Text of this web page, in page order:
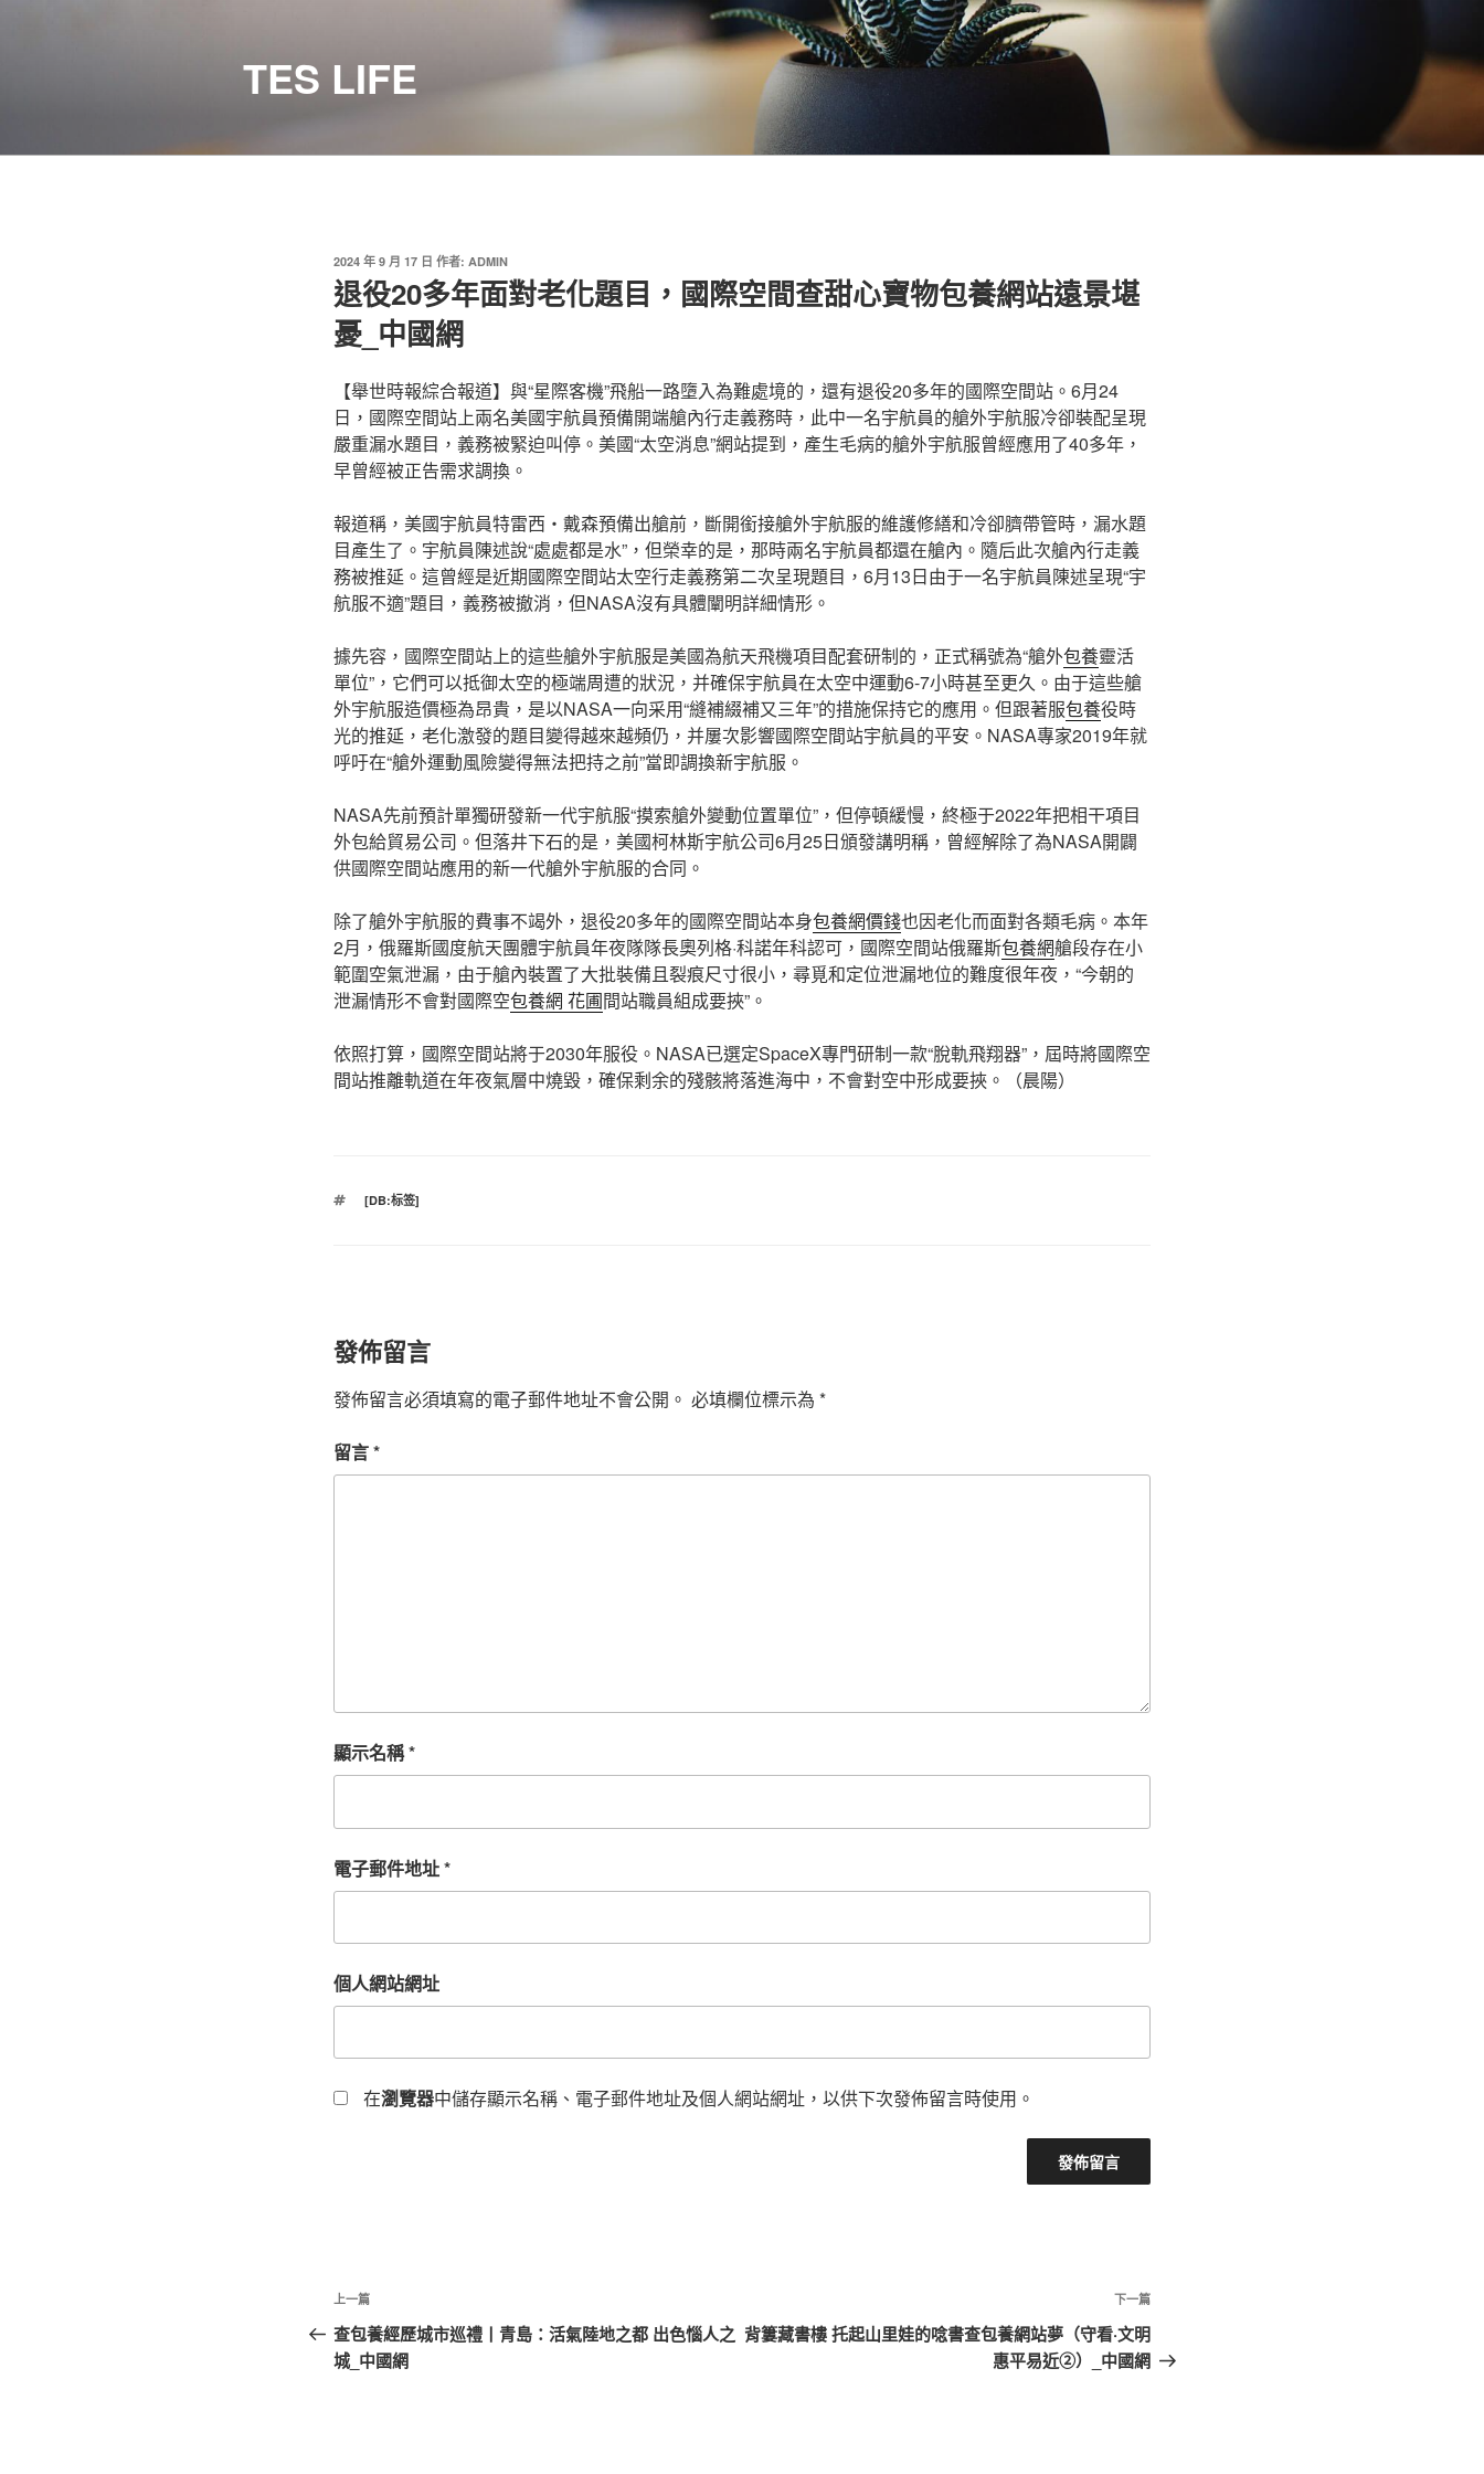
TES LIFE
發
佈
於
2024 年 9 月 17 日 作者: ADMIN
退役20多年面對老化題目，國際空間查甜心寶物包養網站遠景堪
憂_中國網
【舉世時報綜合報道】與“星際客機”飛船一路墮入為難處境的，還有退役20多年的國際空間站。6月24
日，國際空間站上兩名美國宇航員預備開端艙內行走義務時，此中一名宇航員的艙外宇航服冷卻裝配呈現
嚴重漏水題目，義務被緊迫叫停。美國“太空消息”網站提到，產生毛病的艙外宇航服曾經應用了40多年，
早曾經被正告需求調換。
報道稱，美國宇航員特雷西・戴森預備出艙前，斷開銜接艙外宇航服的維護修繕和冷卻臍帶管時，漏水題
目產生了。宇航員陳述說“處處都是水”，但榮幸的是，那時兩名宇航員都還在艙內。隨后此次艙內行走義
務被推延。這曾經是近期國際空間站太空行走義務第二次呈現題目，6月13日由于一名宇航員陳述呈現“宇
航服不適”題目，義務被撤消，但NASA沒有具體闡明詳細情形。
據先容，國際空間站上的這些艙外宇航服是美國為航天飛機項目配套研制的，正式稱號為“艙外包養靈活
單位”，它們可以抵御太空的極端周遭的狀況，并確保宇航員在太空中運動6-7小時甚至更久。由于這些艙
外宇航服造價極為昂貴，是以NASA一向采用“縫補綴補又三年”的措施保持它的應用。但跟著服包養役時
光的推延，老化激發的題目變得越來越頻仍，并屢次影響國際空間站宇航員的平安。NASA專家2019年就
呼吁在“艙外運動風險變得無法把持之前”當即調換新宇航服。
NASA先前預計單獨研發新一代宇航服“摸索艙外變動位置單位”，但停頓緩慢，終極于2022年把相干項目
外包給貿易公司。但落井下石的是，美國柯林斯宇航公司6月25日頒發講明稱，曾經解除了為NASA開闢
供國際空間站應用的新一代艙外宇航服的合同。
除了艙外宇航服的費事不竭外，退役20多年的國際空間站本身包養網價錢也因老化而面對各類毛病。本年
2月，俄羅斯國度航天團體宇航員年夜隊隊長奧列格·科諾年科認可，國際空間站俄羅斯包養網艙段存在小
範圍空氣泄漏，由于艙內裝置了大批裝備且裂痕尺寸很小，尋覓和定位泄漏地位的難度很年夜，“今朝的
泄漏情形不會對國際空包養網 花圃間站職員組成要挾”。
依照打算，國際空間站將于2030年服役。NASA已選定SpaceX專門研制一款“脫軌飛翔器”，屆時將國際空
間站推離軌道在年夜氣層中燒毀，確保剩余的殘骸將落進海中，不會對空中形成要挾。（晨陽）
標
[DB:标签]
發佈留言
發佈留言必須填寫的電子郵件地址不會公開。 必填欄位標示為 *
留言*
顯示名稱*
電子郵件地址*
個人網站網址
在瀏覽器中儲存顯示名稱、電子郵件地址及個人網站網址，以供下次發佈留言時使用。
文
章
導
上
一
篇
上一篇
查包養經歷城市巡禮丨青島：活氣陸地之都 出色惱人之
城_中國網
下
一
篇
下一篇
背簍藏書樓 托起山里娃的唸書查包養網站夢（守看·文明
惠平易近②）_中國網